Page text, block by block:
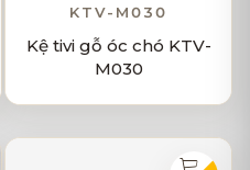
KTV-M030
Kệ tivi gỗ óc chó KTV-
M030